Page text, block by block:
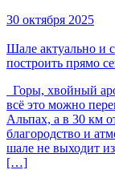
30 октября 2025
Шале актуально и
построить прямо
Горы, хвойный
всё это можно
Альпах, а в 30 км
благородство и
шале не выходит
[…]